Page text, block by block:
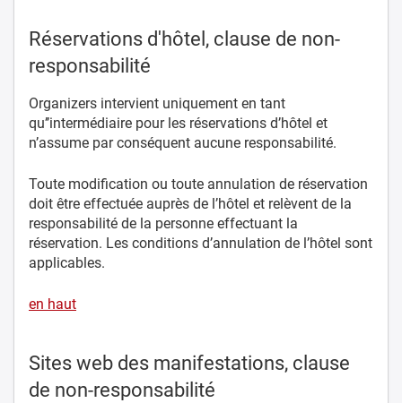
Réservations d'hôtel, clause de non-
responsabilité
Organizers intervient uniquement en tant
qu’’intermédiaire pour les réservations d’hôtel et
n’assume par conséquent aucune responsabilité.
Toute modification ou toute annulation de réservation
doit être effectuée auprès de l’hôtel et relèvent de la
responsabilité de la personne effectuant la
réservation. Les conditions d’annulation de l’hôtel sont
applicables.
en haut
Sites web des manifestations, clause
de non-responsabilité